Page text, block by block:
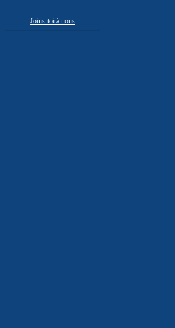
Joins-toi à nous